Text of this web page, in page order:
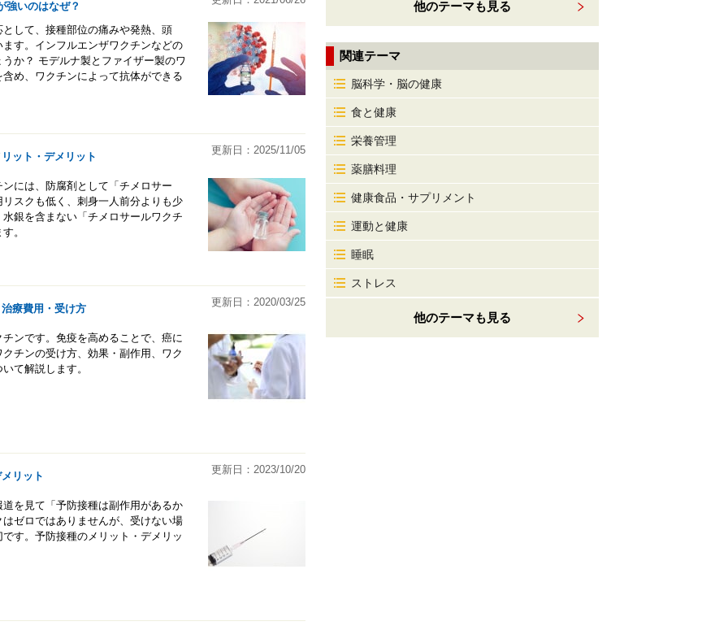
強いのはなぜ？
して、接種部位の痛みや発熱、頭
す。インフルエンザワクチンなどの
か？ モデルナ製とファイザー製のワ
め、ワクチンによって抗体ができる
ット・デメリット
更新日：2025/11/05
には、防腐剤として「チメロサー
スクも低く、刺身一人前分よりも少
銀を含まない「チメロサールワクチ
。
療費用・受け方
更新日：2020/03/25
ンです。免疫を高めることで、癌に
チンの受け方、効果・副作用、ワク
て解説します。
リット
更新日：2023/10/20
を見て「予防接種は副作用があるか
ゼロではありませんが、受けない場
す。予防接種のメリット・デメリッ
他のテーマも見る
関連テーマ
脳科学・脳の健康
食と健康
栄養管理
薬膳料理
健康食品・サプリメント
運動と健康
睡眠
ストレス
他のテーマも見る